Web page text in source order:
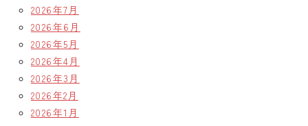
2026年7月
2026年6月
2026年5月
2026年4月
2026年3月
2026年2月
2026年1月